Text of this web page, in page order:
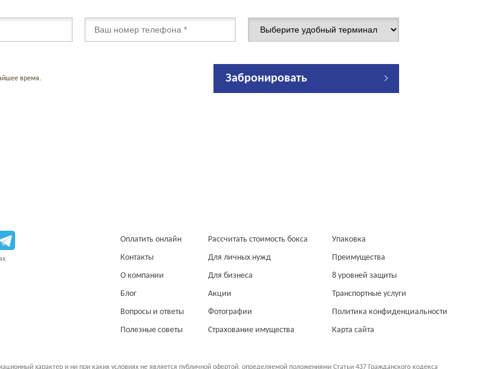
время. Забронировать
Оплатить онлайн
Контакты
О компании
Блог
Вопросы и ответы
Полезные советы
Рассчитать стоимость бокса
Для личных нужд
Для бизнеса
Акции
Фотографии
Страхование имущества
Упаковка
Преимущества
8 уровней защиты
Транспортные услуги
Политика конфиденциальности
Карта сайта
характер и ни при каких условиях не является публичной офертой, определяемой положениями Статьи 437 Гражданского кодекса